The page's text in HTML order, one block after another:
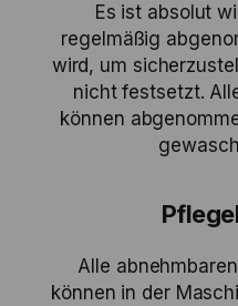
Es ist absolut
regelmäßig
wird, um
nicht festsetzt.
können
Alle
können in der